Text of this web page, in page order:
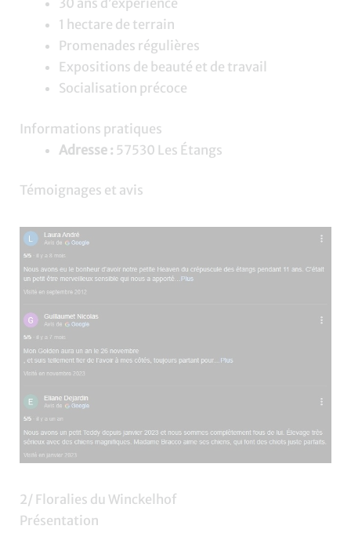
1 hectare de terrain
Promenades régulières
Expositions de beauté et de travail
Socialisation précoce
Informations pratiques
Adresse : 57530 Les Étangs
Témoignages et avis
2/ Floralies du Winckelhof
Présentation